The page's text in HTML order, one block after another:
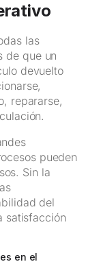
las
de que un
devuelto
repararse,
pueden
Sin la
del
satisfacción
en el